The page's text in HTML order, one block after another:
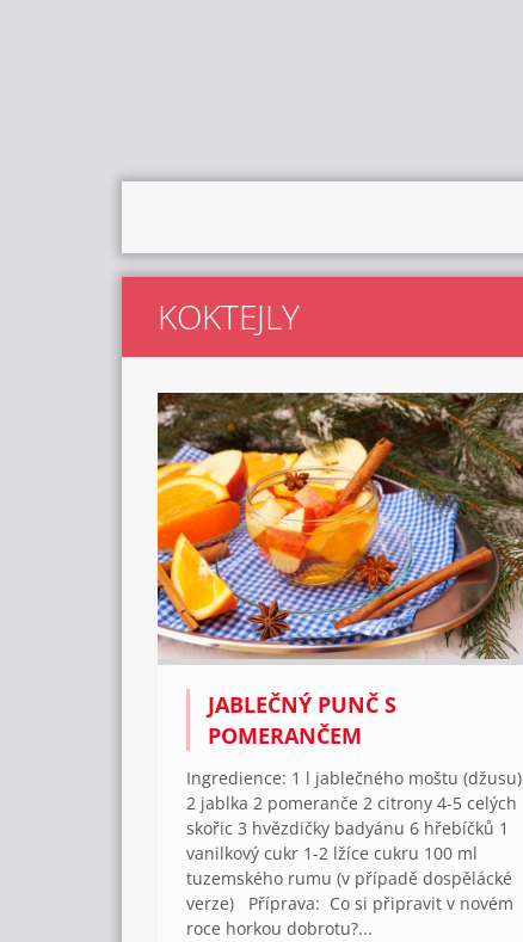
KOKTEJLY
JABLEČNÝ PUNČ S
POMERANČEM
Ingredience: 1 l jablečného moštu (džusu)
2 jablka 2 pomeranče 2 citrony 4-5 celých
skořic 3 hvězdičky badyánu 6 hřebíčků 1
vanilkový cukr 1-2 lžíce cukru 100 ml
tuzemského rumu (v případě dospělácké
verze) Příprava: Co si připravit v novém
roce horkou dobrotu?...